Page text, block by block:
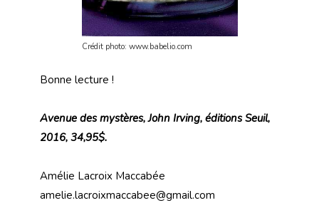
Crédit photo: www.babelio.com
Bonne lecture !
Avenue des mystères, John Irving, éditions Seuil,
2016, 34,95$.
Amélie Lacroix Maccabée
amelie.lacroixmaccabee@gmail.com